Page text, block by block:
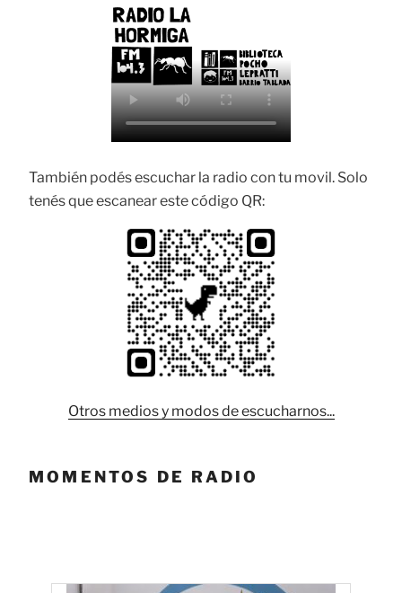
También podés escuchar la radio con tu movil. Solo
tenés que escanear este código QR:
Otros medios y modos de escucharnos...
MOMENTOS DE RADIO